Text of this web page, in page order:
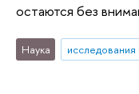
остаются без
Наука исследования